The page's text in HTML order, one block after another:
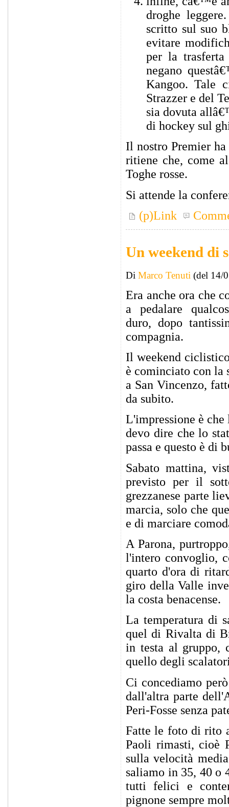
droghe
scritto sul suo
evitare
per la
negano
Kangoo. Tale
Strazzer e del
sia dovuta
di hockey sul
Il nostro Premier
ritiene che, come
Toghe rosse.
Si attende la
(p)Link
Un weekend di
Di Marco Tenuti (del 14/
Era anche ora che
a pedalare
duro, dopo
compagnia.
Il weekend
è cominciato con la
a San Vincenzo,
da subito.
L'impressione è
devo dire che lo
passa e questo è di
Sabato mattina,
previsto per il
grezzanese parte
marcia, solo che
e di marciare
A Parona,
l'intero convoglio,
quarto d'ora di
giro della Valle
la costa benacense.
La temperatura di
quel di Rivalta di
in testa al gruppo,
quello degli
Ci concediamo
dall'altra parte
Peri-Fosse senza
Fatte le foto di rito
Paoli rimasti, cioè
sulla velocità
saliamo in 35, 40 o
tutti felici e
pignone sempre